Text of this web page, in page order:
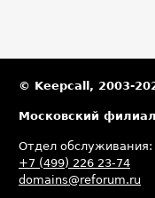
© Keepcall, 2003-
Московский
Отдел обслуживания:
+7 (499) 226 23-74
domains@reforum.ru